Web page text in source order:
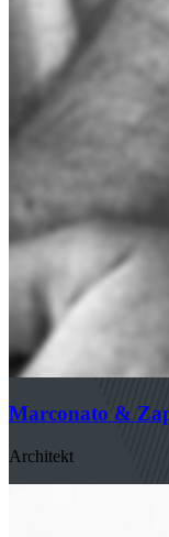
Marconato &
Architekt